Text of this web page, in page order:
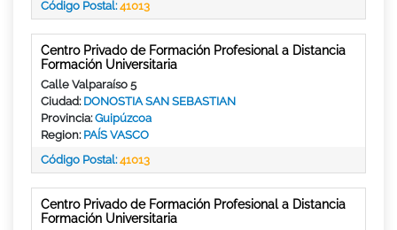
Código Postal:41013
Centro Privado de Formación Profesional a Distancia
Formación Universitaria
Calle Valparaíso 5
Ciudad: DONOSTIA SAN SEBASTIAN
Provincia:Guipúzcoa
Region: PAÍS VASCO
Código Postal:41013
Centro Privado de Formación Profesional a Distancia
Formación Universitaria